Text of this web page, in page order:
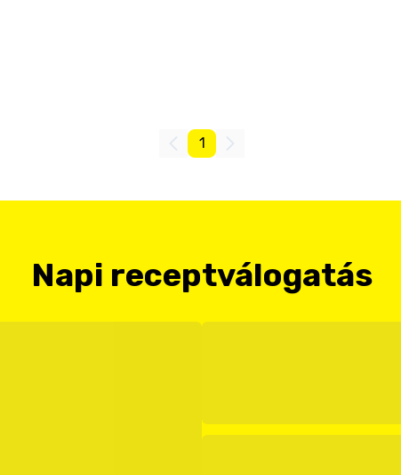
1
Napi receptválogatás